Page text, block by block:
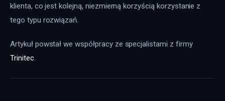
klienta, co jest kolejną, niezmierną korzyścią korzystanie z
tego typu rozwiązań.
Artykuł powstał we współpracy ze specjalistami z firmy
Trinitec.